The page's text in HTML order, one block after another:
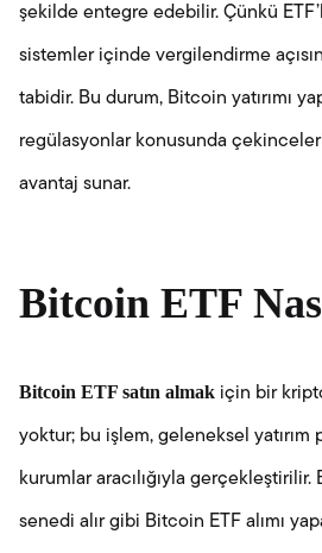
şekilde entegre edebilir. Çünkü
sistemler içinde vergilendirme
tabidir. Bu durum, Bitcoin yatırımı
regülasyonlar konusunda
avantaj sunar.
Bitcoin ETF
Bitcoin ETF satın almak için bir
yoktur; bu işlem, geleneksel yatırım
kurumlar aracılığıyla gerçekleştirilir.
senedi alır gibi Bitcoin ETF alımı